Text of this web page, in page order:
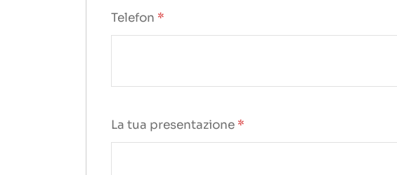
Telefon *
La tua presentazione *